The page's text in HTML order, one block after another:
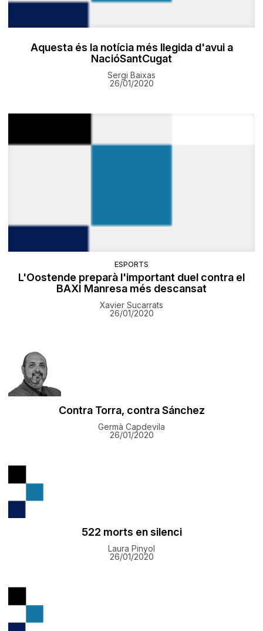
Aquesta és la notícia més llegida d'avui a
NacióSantCugat
Sergi Baixas
26/01/2020
ESPORTS
L'Oostende preparà l'important duel contra el
BAXI Manresa més descansat
Xavier Sucarrats
26/01/2020
Contra Torra, contra Sánchez
Germà Capdevila
26/01/2020
522 morts en silenci
Laura Pinyol
26/01/2020